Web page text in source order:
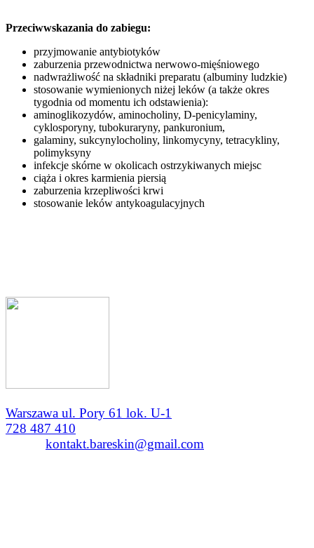
Przeciwwskazania do zabiegu:
przyjmowanie antybiotyków
zaburzenia przewodnictwa nerwowo-mięśniowego
nadwrażliwość na składniki preparatu (albuminy ludzkie)
stosowanie wymienionych niżej leków (a także okres
tygodnia od momentu ich odstawienia):
aminoglikozydów, aminocholiny, D-penicylaminy,
cyklosporyny, tubokuraryny, pankuronium,
galaminy, sukcynylocholiny, linkomycyny, tetracykliny,
polimyksyny
infekcje skórne w okolicach ostrzykiwanych miejsc
ciąża i okres karmienia piersią
zaburzenia krzepliwości krwi
stosowanie leków antykoagulacyjnych
Warszawa ul. Pory 61 lok. U-1
728 487 410
kontakt.bareskin@gmail.com